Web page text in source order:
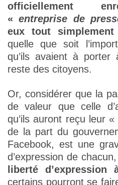
officiellement
«entreprise de
eux tout
quelle que soit
qu’ils avaient à porter
reste des citoyens.
Or, considérer que la
de valeur que celle
qu’ils auront reçu leur «
de la part du
Facebook, est une
d’expression de
liberté d’expression
certains pourront se